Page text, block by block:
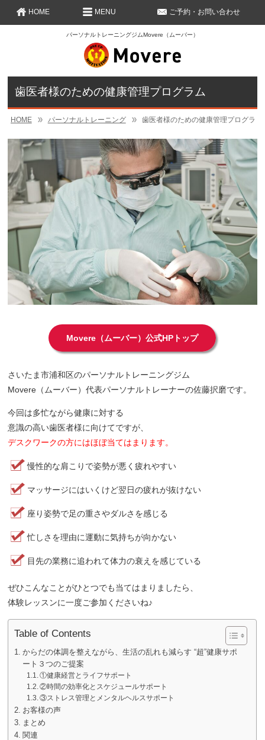
パーソナルトレーニングジムMovere（ムーバー）
HOME ご予約・お問い合わせ
MENU
歯医者様のための健康管理プログラム
HOME パーソナルトレーニング 歯医者様のための健康管理プログラム
Movere（ムーバー）公式HPトップ
さいたま市浦和区のパーソナルトレーニングジム
Movere（ムーバー）代表パーソナルトレーナーの佐藤択磨です。
今回は多忙ながら健康に対する
意識の高い歯医者様に向けてですが、
デスクワークの方にはほぼ当てはまります。
慢性的な肩こりで姿勢が悪く疲れやすい
マッサージにはいくけど翌日の疲れが抜けない
座り姿勢で足の重さやダルさを感じる
忙しさを理由に運動に気持ちが向かない
目先の業務に追われて体力の衰えを感じている
ぜひこんなことがひとつでも当てはまりましたら、
体験レッスンに一度ご参加くださいね♪
Table of Contents
からだの体調を整えながら、生活の乱れも減らす “超”健康サポ
ート３つのご提案
①健康経営とライフサポート
②時間の効率化とスケジュールサポート
③ストレス管理とメンタルヘルスサポート
お客様の声
まとめ
関連